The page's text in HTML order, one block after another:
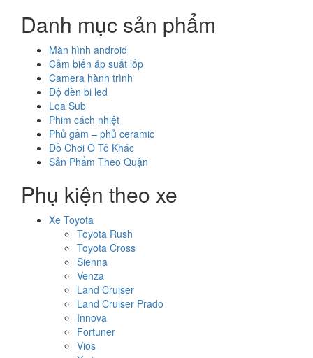
Danh mục sản phẩm
Màn hình android
Cảm biến áp suất lốp
Camera hành trình
Độ đèn bi led
Loa Sub
Phim cách nhiệt
Phủ gầm – phủ ceramic
Đồ Chơi Ô Tô Khác
Sản Phẩm Theo Quận
Phụ kiện theo xe
Xe Toyota
Toyota Rush
Toyota Cross
Sienna
Venza
Land Cruiser
Land Cruiser Prado
Innova
Fortuner
Vios